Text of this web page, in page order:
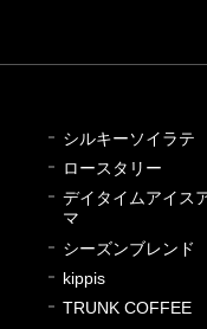
シルキーソイラテ
ロースタリー
デイタイムアイス
マ
シーズンブレンド
kippis
TRUNK COFFEE